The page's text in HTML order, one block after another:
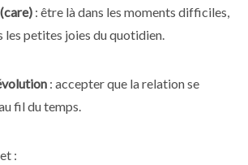
: être là dans les moments difficiles,
les petites joies du quotidien.
: accepter que la relation se
fil du temps.
: